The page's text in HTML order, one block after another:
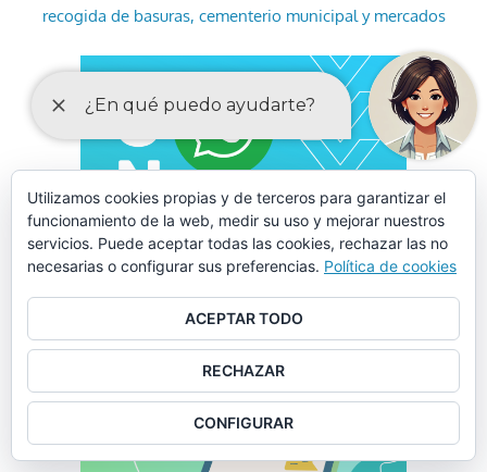
recogida de basuras, cementerio municipal y mercados
Utilizamos cookies propias y de terceros para garantizar el
funcionamiento de la web, medir su uso y mejorar nuestros
servicios. Puede aceptar todas las cookies, rechazar las no
necesarias o configurar sus preferencias. Política de cookies
ACEPTAR TODO
RECHAZAR
CONFIGURAR